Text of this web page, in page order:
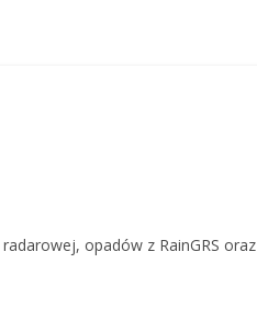
opadów z RainGRS